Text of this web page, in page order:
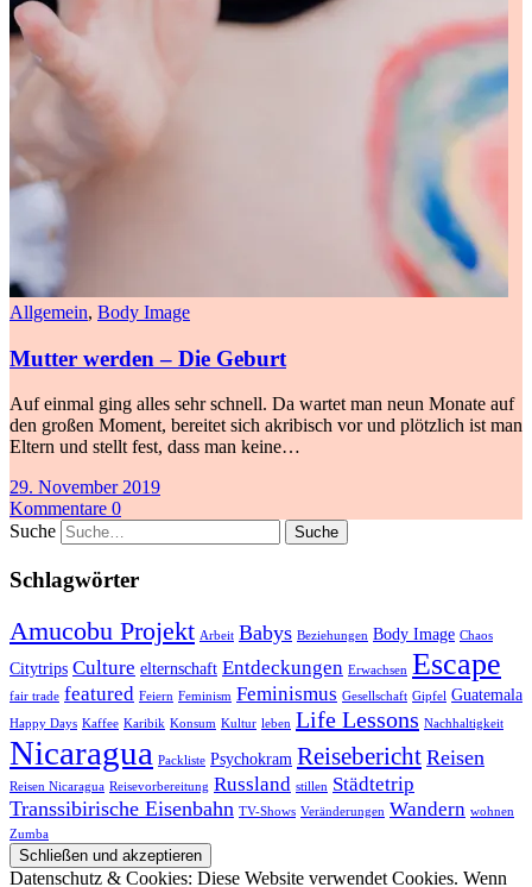
Allgemein, Body Image
Mutter werden – Die Geburt
Auf einmal ging alles sehr schnell. Da wartet man neun Monate auf
den großen Moment, bereitet sich akribisch vor und plötzlich ist man
Eltern und stellt fest, dass man keine…
29. November 2019
Kommentare 0
Suche
Schlagwörter
Amucobu Projekt Arbeit Babys Beziehungen Body Image Chaos
Citytrips Culture elternschaft Entdeckungen Erwachsen Escape
fair trade featured Feiern Feminism Feminismus Gesellschaft Gipfel Guatemala
Happy Days Kaffee Karibik Konsum Kultur leben Life Lessons Nachhaltigkeit
Nicaragua Packliste Psychokram Reisebericht Reisen
Reisen Nicaragua Reisevorbereitung Russland stillen Städtetrip
Transsibirische Eisenbahn TV-Shows Veränderungen Wandern wohnen
Zumba
Datenschutz & Cookies: Diese Website verwendet Cookies. Wenn